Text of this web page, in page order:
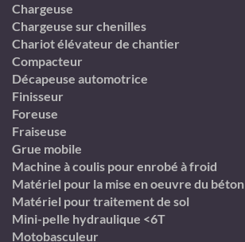
Chargeuse
Chargeuse sur chenilles
Chariot élévateur de chantier
Compacteur
Décapeuse automotrice
Finisseur
Foreuse
Fraiseuse
Grue mobile
Machine à coulis pour enrobé à froid
Matériel pour la mise en oeuvre du béton
Matériel pour traitement de sol
Mini-pelle hydraulique <6T
Motobasculeur